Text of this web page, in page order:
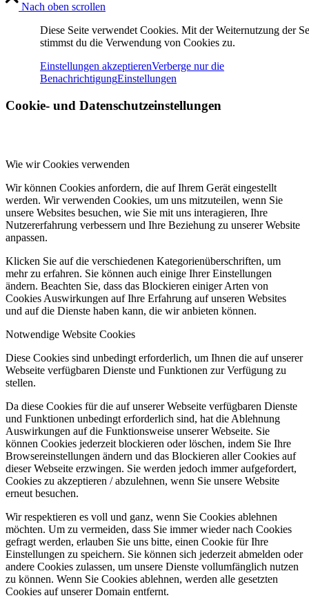
Nach oben scrollen
Diese Seite verwendet Cookies. Mit der Weiternutzung der
stimmst du die Verwendung von Cookies zu.
Einstellungen akzeptierenVerberge nur die
BenachrichtigungEinstellungen
Cookie- und Datenschutzeinstellungen
Wie wir Cookies verwenden
Wir können Cookies anfordern, die auf Ihrem Gerät eingestellt
werden. Wir verwenden Cookies, um uns mitzuteilen, wenn Sie
unsere Websites besuchen, wie Sie mit uns interagieren, Ihre
Nutzererfahrung verbessern und Ihre Beziehung zu unserer Website
anpassen.
Klicken Sie auf die verschiedenen Kategorienüberschriften, um
mehr zu erfahren. Sie können auch einige Ihrer Einstellungen
ändern. Beachten Sie, dass das Blockieren einiger Arten von
Cookies Auswirkungen auf Ihre Erfahrung auf unseren Websites
und auf die Dienste haben kann, die wir anbieten können.
Notwendige Website Cookies
Diese Cookies sind unbedingt erforderlich, um Ihnen die auf unserer
Webseite verfügbaren Dienste und Funktionen zur Verfügung zu
stellen.
Da diese Cookies für die auf unserer Webseite verfügbaren Dienste
und Funktionen unbedingt erforderlich sind, hat die Ablehnung
Auswirkungen auf die Funktionsweise unserer Webseite. Sie
können Cookies jederzeit blockieren oder löschen, indem Sie Ihre
Browsereinstellungen ändern und das Blockieren aller Cookies auf
dieser Webseite erzwingen. Sie werden jedoch immer aufgefordert,
Cookies zu akzeptieren / abzulehnen, wenn Sie unsere Website
erneut besuchen.
Wir respektieren es voll und ganz, wenn Sie Cookies ablehnen
möchten. Um zu vermeiden, dass Sie immer wieder nach Cookies
gefragt werden, erlauben Sie uns bitte, einen Cookie für Ihre
Einstellungen zu speichern. Sie können sich jederzeit abmelden oder
andere Cookies zulassen, um unsere Dienste vollumfänglich nutzen
zu können. Wenn Sie Cookies ablehnen, werden alle gesetzten
Cookies auf unserer Domain entfernt.